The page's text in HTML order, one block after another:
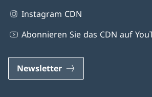
Instagram CDN
Abonnieren Sie das CDN auf
Newsletter